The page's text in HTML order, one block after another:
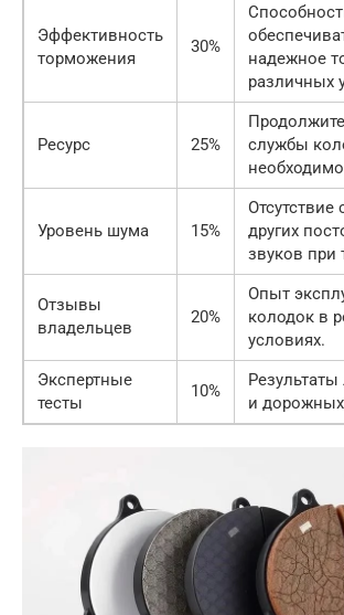
Эффективность
торможения
30%
надежное
различных
Ресурс 25%
службы
Уровень шума 15%
Отсутствие
других
звуков при
Отзывы
владельцев
20%
Опыт
колодок в
условиях.
Экспертные
тесты
10%
и